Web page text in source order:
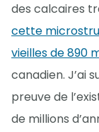
des calcaires
cette
vieilles de 890
canadien. J’ai
preuve de
de millions